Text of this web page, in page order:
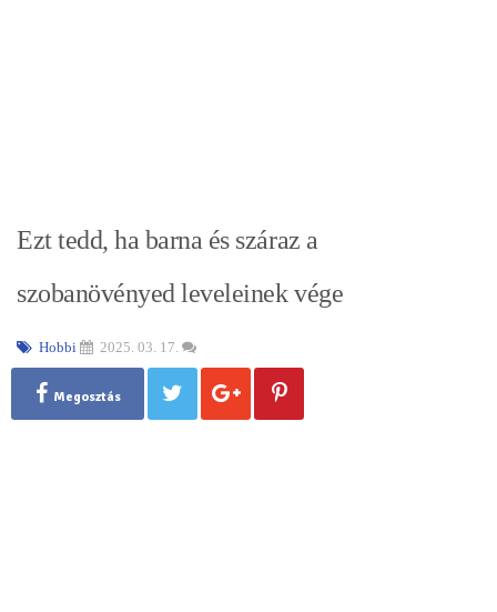
Ezt tedd, ha barna és száraz a
szobanövényed leveleinek vége
Hobbi 2025. 03. 17.
Megosztás